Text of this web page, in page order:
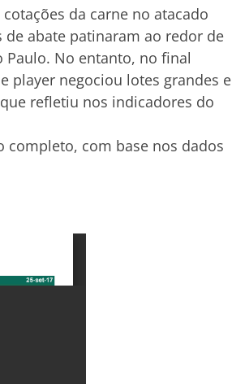
da carne no atacado
de abate patinaram ao redor de
Paulo. No entanto, no final
player negociou lotes grandes e
refletiu nos indicadores do
completo, com base nos dados